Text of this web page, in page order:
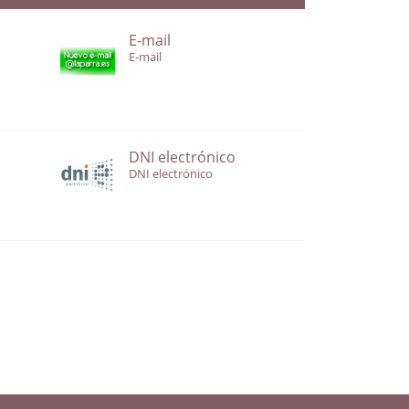
E-mail
E-mail
DNI electrónico
DNI electrónico